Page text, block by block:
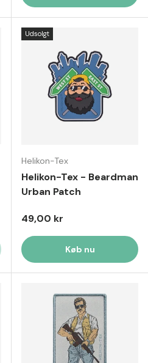
Udsolgt
Helikon-Tex
Helikon-Tex - Beardman
Urban Patch
Normal pris
49,00 kr
Køb nu